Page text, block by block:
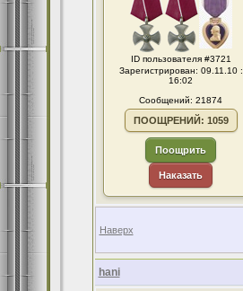
ID пользователя #3721
Зарегистрирован: 09.11.10 :
16:02
Сообщений: 21874
ПООЩРЕНИЙ: 1059
Поощрить
Наказать
Наверх
hani